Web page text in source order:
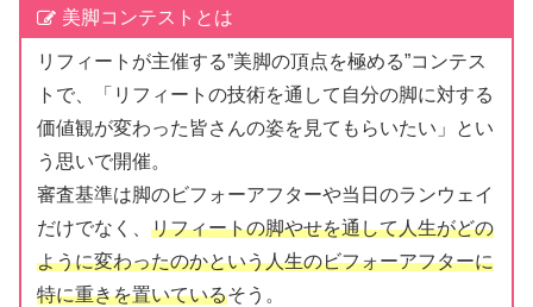
美脚コンテストとは
リフィートが主催する”美脚の頂点を極める”コンテス
トで、「リフィートの技術を通して自分の脚に対する
価値観が変わった皆さんの姿を見てもらいたい」とい
う思いで開催。
審査基準は脚のビフォーアフターや当日のランウェイ
だけでなく、 リフィートの脚やせを通して人生がどの
ように変わったのかという人生のビフォーアフターに
特に重きを置いているそう。